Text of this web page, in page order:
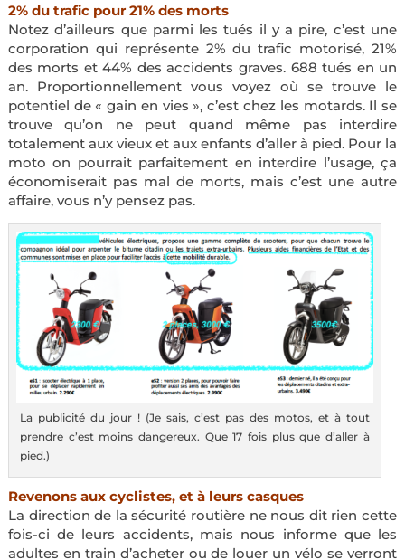
2% du trafic pour 21% des morts
Notez d’ailleurs que parmi les tués il y a pire, c’est une
corporation qui représente 2% du trafic motorisé, 21%
des morts et 44% des accidents graves. 688 tués en un
an. Proportionnellement vous voyez où se trouve le
potentiel de « gain en vies », c’est chez les motards. Il se
trouve qu’on ne peut quand même pas interdire
totalement aux vieux et aux enfants d’aller à pied. Pour la
moto on pourrait parfaitement en interdire l’usage, ça
économiserait pas mal de morts, mais c’est une autre
affaire, vous n’y pensez pas.
La publicité du jour ! (Je sais, c’est pas des motos, et à tout
prendre c’est moins dangereux. Que 17 fois plus que d’aller à
pied.)
Revenons aux cyclistes, et à leurs casques
La direction de la sécurité routière ne nous dit rien cette
fois-ci de leurs accidents, mais nous informe que les
adultes en train d’acheter ou de louer un vélo se verront